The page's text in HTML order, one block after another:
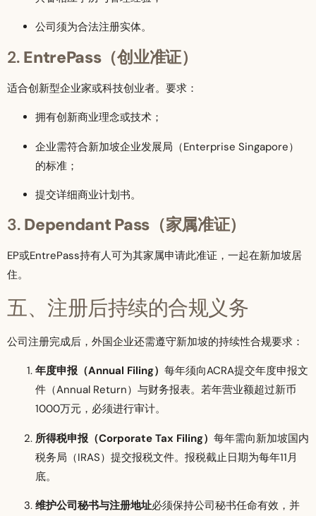
公司须为合法注册实体。
2. EntrePass（创业准证）
适合创新型企业家或科技创业者。要求：
拥有创新商业理念或技术；
企业需符合新加坡企业发展局（Enterprise Singapore）
的标准；
提交详细商业计划书。
3. Dependant Pass（家属准证）
EP或EntrePass持有人可为其家属申请此准证，一起在新加坡居
住。
五、注册后持续的合规义务
公司注册完成后，外国企业还需遵守新加坡的持续性合规要求：
年度申报（Annual Filing） 每年须向ACRA提交年度申报文
件（Annual Return）与财务报表。若年营业额超过新币
1000万元，必须进行审计。
所得税申报（Corporate Tax Filing） 每年需向新加坡国内
税务局（IRAS）提交报税文件。报税截止日期为每年11月
底。
维护公司秘书与注册地址必须保持公司秘书任命有效，并